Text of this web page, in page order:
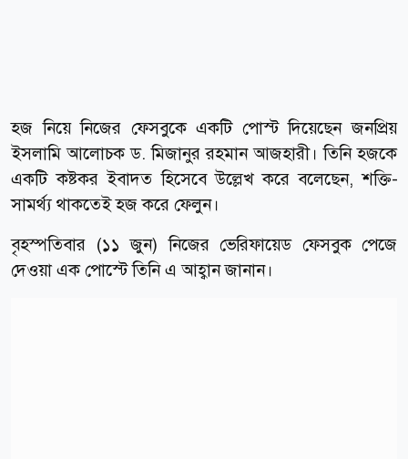
হজ নিয়ে নিজের ফেসবুকে একটি পোস্ট দিয়েছেন জনপ্রিয়
ইসলামি আলোচক ড. মিজানুর রহমান আজহারী। তিনি হজকে
একটি কষ্টকর ইবাদত হিসেবে উল্লেখ করে বলেছেন, শক্তি-
সামর্থ্য থাকতেই হজ করে ফেলুন।
বৃহস্পতিবার (১১ জুন) নিজের ভেরিফায়েড ফেসবুক পেজে
দেওয়া এক পোস্টে তিনি এ আহ্বান জানান।